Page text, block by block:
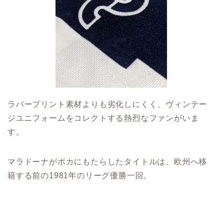
ラバープリント素材よりも劣化しにくく、ヴィンテー
ジユニフォームをコレクトする熱烈なファンがいま
す。
マラドーナがボカにもたらしたタイトルは、欧州へ移
籍する前の1981年のリーグ優勝一回。